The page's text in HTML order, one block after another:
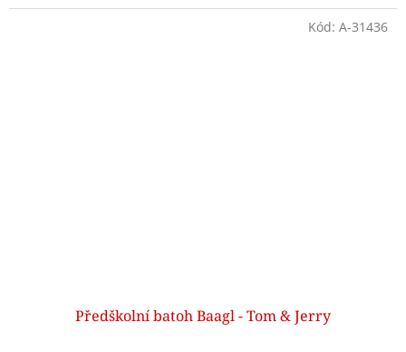
Předškolní batoh Baagl - Tom & Jerry
Kód: A-31436